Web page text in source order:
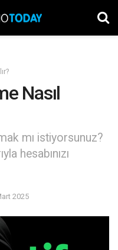
Nasıl
mı istiyorsunuz?
hesabınızı
2025